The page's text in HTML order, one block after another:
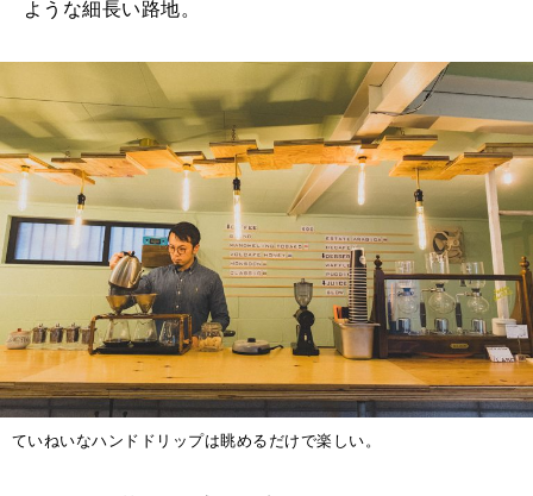
ような細長い路地。
ていねいなハンドドリップは眺めるだけで楽しい。